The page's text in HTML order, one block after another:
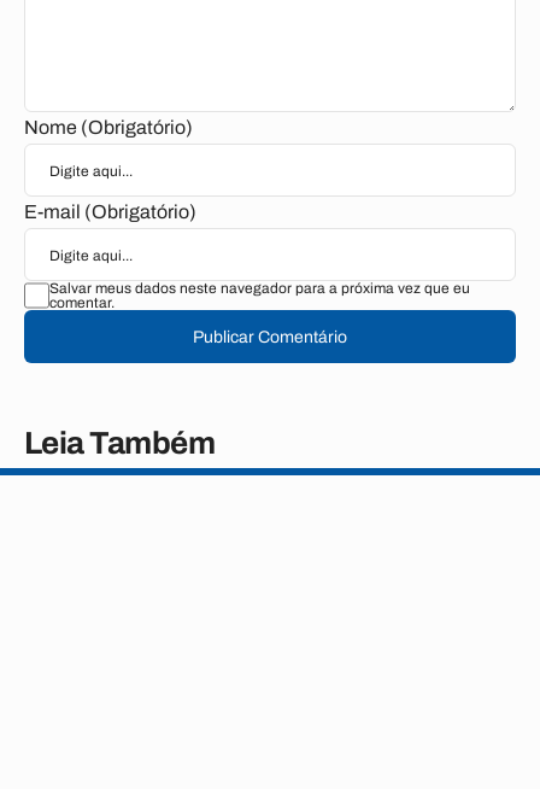
Nome (Obrigatório)
E-mail (Obrigatório)
Salvar meus dados neste navegador para a próxima vez que eu
comentar.
Publicar Comentário
Leia Também